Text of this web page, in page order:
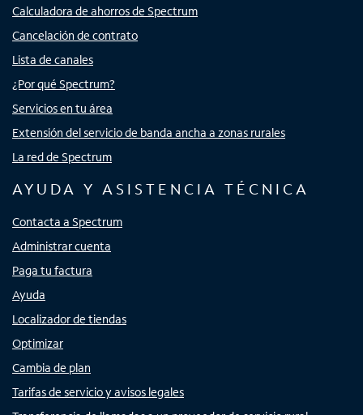
Calculadora de ahorros de Spectrum
Cancelación de contrato
Lista de canales
¿Por qué Spectrum?
Servicios en tu área
Extensión del servicio de banda ancha a zonas rurales
La red de Spectrum
AYUDA Y ASISTENCIA TÉCNICA
Contacta a Spectrum
Administrar cuenta
Paga tu factura
Ayuda
Localizador de tiendas
Optimizar
Cambia de plan
Tarifas de servicio y avisos legales